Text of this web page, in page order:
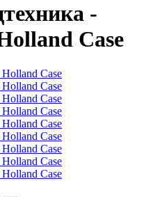
-
Case